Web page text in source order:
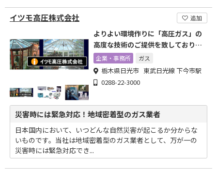
イツモ高圧株式会社 追加
よりよい環境作りに「高圧ガス」の
高度な技術のご提供を致しておりま
す企業・事務所 ガス
栃木県日光市 東武日光線 下今市駅
0288-22-3000
災害時には緊急対応！地域密着型のガス業者
日本国内において、いつどんな自然災害が起こるか分からな
いものです。当社は地域密着型のガス業者として、万が一の
災害時には緊急対応でき...